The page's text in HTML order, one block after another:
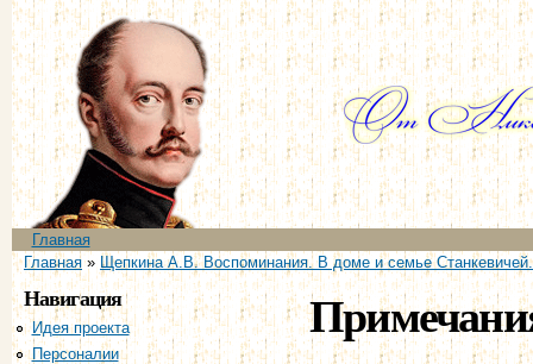
Главное меню
Главная
Вы здесь
Главная» Щепкина А.В. Воспоминания. В доме и семье Станкевичей.
Навигация
Идея проекта
Персоналии